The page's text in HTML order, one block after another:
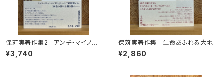
保苅実著作集2 アンチ・マイノリ
ティ・ヒストリー
¥3,740
保苅実著作集 生命あふれる大地
¥2,860